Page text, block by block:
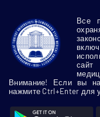
Все
сайт
Внимание! Если вы
нажмите Ctrl+Enter для